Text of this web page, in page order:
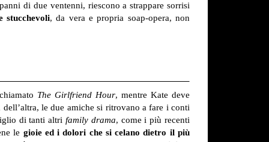
di due ventenni, riescono a strappare sorrisi
stucchevoli, da vera e propria soap-opera, non
The Girlfriend Hour, mentre Kate deve
le due amiche si ritrovano a fare i conti
di tanti altrifamily drama, come i più recenti
le gioie ed i dolori che si celano dietro il più